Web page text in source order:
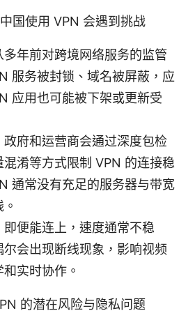
国使用 VPN 会遇到挑战
多年前对跨境网络服务的监管
服务被封锁、域名被屏蔽，应
应用也可能被下架或更新受
府和运营商会通过深度包检
淆等方式限制 VPN 的连接稳
通常没有充足的服务器与带宽
即便能连上，速度通常不稳
会出现断线现象，影响视频
实时协作。
的潜在风险与隐私问题